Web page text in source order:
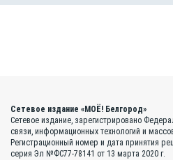
Сетевое издание «МОЁ! Белгород»
Сетевое издание, зарегистрировано
связи, информационных технологий и
Регистрационный номер и дата принятия
серия Эл №ФС77-78141 от 13 марта 2020 г.